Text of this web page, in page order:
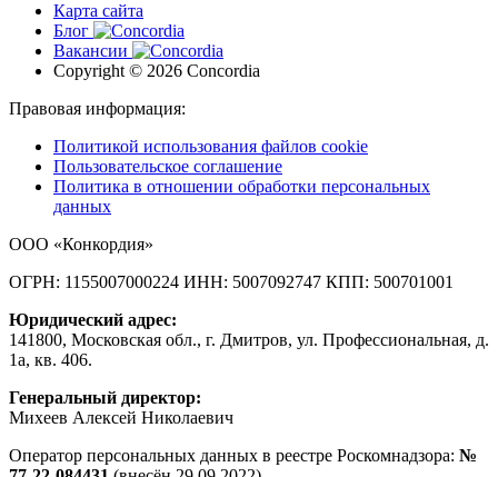
Карта сайта
Блог
Вакансии
Copyright © 2026 Concordia
Правовая информация:
Политикой использования файлов cookie
Пользовательское соглашение
Политика в отношении обработки персональных
данных
ООО «Конкордия»
ОГРН: 1155007000224 ИНН: 5007092747 КПП: 500701001
Юридический адрес:
141800, Московская обл., г. Дмитров, ул. Профессиональная, д.
1а, кв. 406.
Генеральный директор:
Михеев Алексей Николаевич
Оператор персональных данных в реестре Роскомнадзора: №